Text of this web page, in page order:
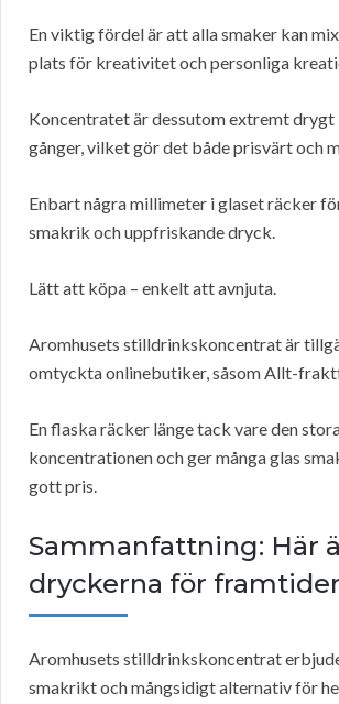
En viktig fördel är att alla smaker kan
plats för kreativitet och personliga
Koncentratet är dessutom extremt drygt
gånger, vilket gör det både prisvärt och
Enbart några millimeter i glaset räcker
smakrik och uppfriskande dryck.
Lätt att köpa – enkelt att avnjuta.
Aromhusets stilldrinkskoncentrat är
omtyckta onlinebutiker, såsom Allt-
En flaska räcker länge tack vare den
koncentrationen och ger många glas
gott pris.
Sammanfattning: Här
dryckerna för
Aromhusets stilldrinkskoncentrat
smakrikt och mångsidigt alternativ för